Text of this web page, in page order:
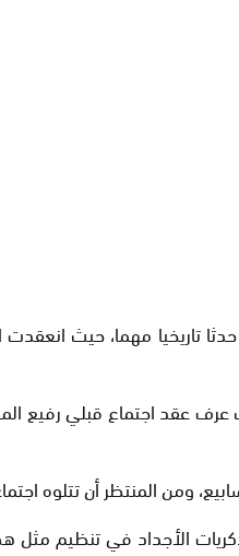
تاريخيا مهما، حيث
عرف عقد اجتماع قبلي
ومن المنتظر أن تتلوه
في تنظيم مثل هذه